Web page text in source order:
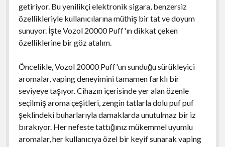
getiriyor. Bu yenilikçi elektronik sigara, benzersiz
özellikleriyle kullanıcılarına müthiş bir tat ve doyum
sunuyor. İşte Vozol 20000 Puff'ın dikkat çeken
özelliklerine bir göz atalım.
Öncelikle, Vozol 20000 Puff'un sunduğu sürükleyici
aromalar, vaping deneyimini tamamen farklı bir
seviyeye taşıyor. Cihazın içerisinde yer alan özenle
seçilmiş aroma çeşitleri, zengin tatlarla dolu puf puf
şeklindeki buharlarıyla damaklarda unutulmaz bir iz
bırakıyor. Her nefeste tattığınız mükemmel uyumlu
aromalar, her kullanıcıya özel bir keyif sunarak vaping